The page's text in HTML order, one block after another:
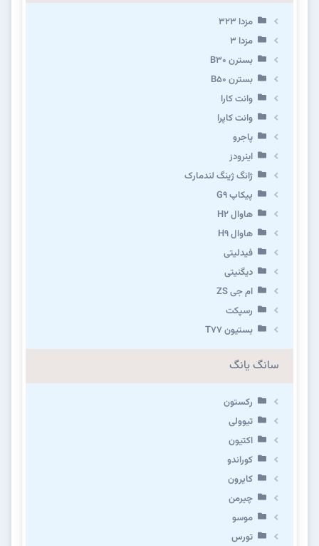
مزدا ۳۲۳
مزدا ۳
بسترن B۳۰
بسترن B۵۰
وانت کارا
وانت کاپرا
پاجرو
اینرودز
ژانگ ژینگ لندمارک
پیکاپ G۹
هاوال H۲
هاوال H۹
فیدلیتی
دیگنیتی
ام جی ZS
رسپکت
بستیون T۷۷
سانگ یانگ
رکستون
تیوولی
اکتیون
کوراندو
کایرون
چیرمن
موسو
تورس